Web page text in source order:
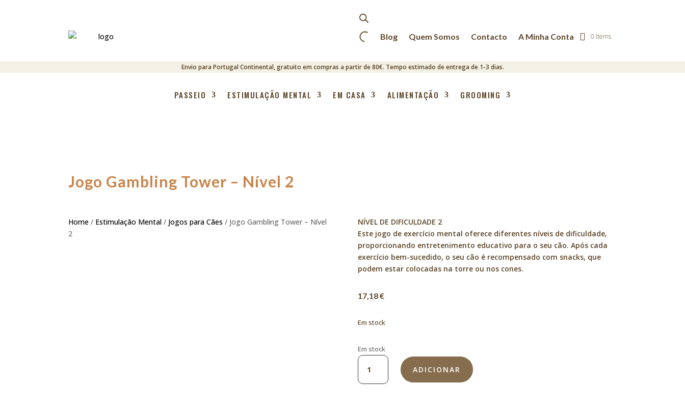
Blog Quem Somos Contacto A Minha Conta 0 Items
Envio para Portugal Continental, gratuito em compras a partir de 80€. Tempo estimado de entrega de 1-3 dias.
PASSEIO ESTIMULAÇÃO MENTAL EM CASA ALIMENTAÇÃO GROOMING
Jogo Gambling Tower – Nível 2
Home / Estimulação Mental / Jogos para Cães / Jogo Gambling Tower – Nível
2
NÍVEL DE DIFICULDADE 2
Este jogo de exercício mental oferece diferentes níveis de dificuldade,
proporcionando entretenimento educativo para o seu cão. Após cada
exercício bem-sucedido, o seu cão é recompensado com snacks, que
podem estar colocadas na torre ou nos cones.
17,18€
Em stock
Em stock
Quantidade
Jogo
ADICIONAR